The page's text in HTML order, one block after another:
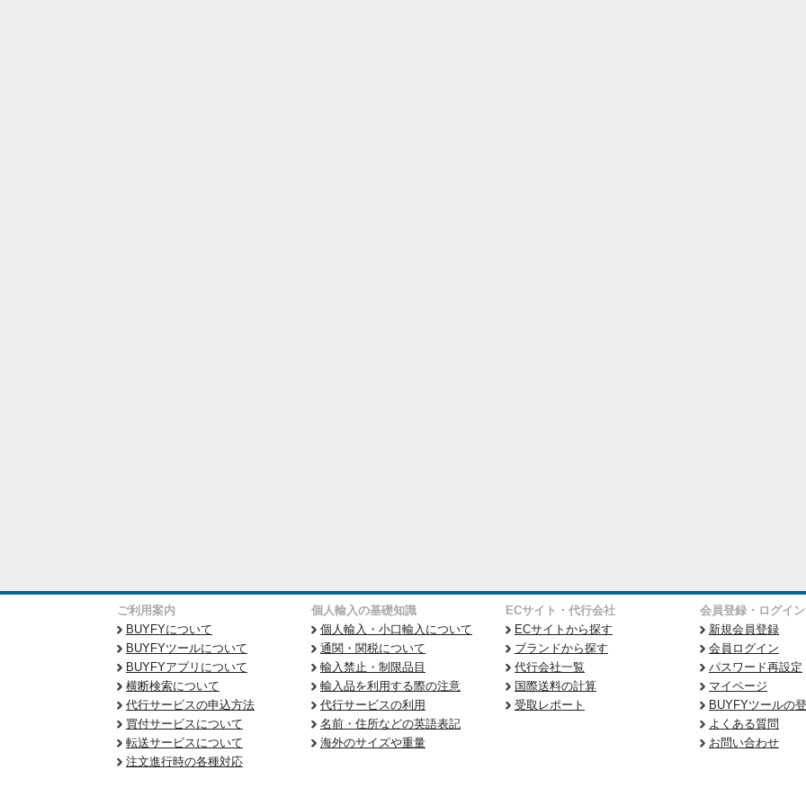
ご利用案内
BUYFYについて
BUYFYツールについて
BUYFYアプリについて
横断検索について
代行サービスの申込方法
買付サービスについて
転送サービスについて
注文進行時の各種対応
個人輸入の基礎知識
個人輸入・小口輸入について
通関・関税について
輸入禁止・制限品目
輸入品を利用する際の注意
代行サービスの利用
名前・住所などの英語表記
海外のサイズや重量
ECサイト・代行会社
ECサイトから探す
ブランドから探す
代行会社一覧
国際送料の計算
受取レポート
会員登録・ログイン
新規会員登録
会員ログイン
パスワード再設定
マイページ
BUYFYツールの
よくある質問
お問い合わせ